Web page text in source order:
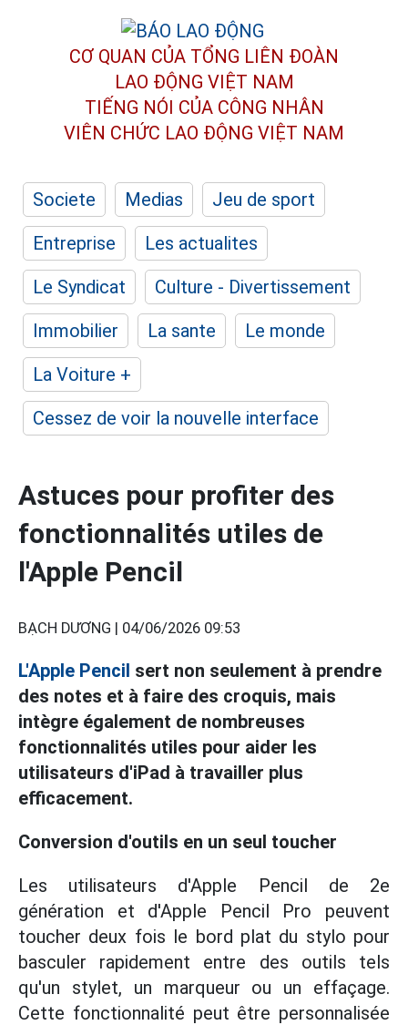
CƠ QUAN CỦA TỔNG LIÊN ĐOÀN
LAO ĐỘNG VIỆT NAM
TIẾNG NÓI CỦA CÔNG NHÂN
VIÊN CHỨC LAO ĐỘNG VIỆT NAM
Societe Medias
Jeu de sport
Entreprise
Les actualites
Le Syndicat
Culture - Divertissement
Immobilier
La sante
Le monde
La Voiture +
Cessez de voir la nouvelle interface
Astuces pour profiter des
fonctionnalités utiles de
l'Apple Pencil
BẠCH DƯƠNG | 04/06/2026 09:53
L'Apple Pencil sert non seulement à prendre
des notes et à faire des croquis, mais
intègre également de nombreuses
fonctionnalités utiles pour aider les
utilisateurs d'iPad à travailler plus
efficacement.
Conversion d'outils en un seul toucher
Les utilisateurs d'Apple Pencil de 2e
génération et d'Apple Pencil Pro peuvent
toucher deux fois le bord plat du stylo pour
basculer rapidement entre des outils tels
qu'un stylet, un marqueur ou un effaçage.
Cette fonctionnalité peut être personnalisée